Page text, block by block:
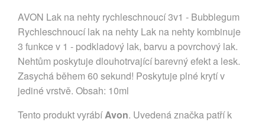
AVON Lak na nehty rychleschnoucí 3v1 - Bubblegum
Rychleschnoucí lak na nehty Lak na nehty kombinuje
3 funkce v 1 - podkladový lak, barvu a povrchový lak.
Nehtům poskytuje dlouhotrvající barevný efekt a lesk.
Zasychá během 60 sekund! Poskytuje plné krytí v
jediné vrstvě. Obsah: 10ml
Tento produkt vyrábíAvon. Uvedená značka patří k